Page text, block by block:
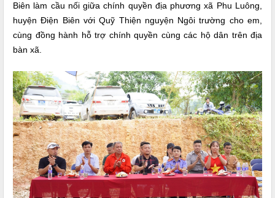
Biên làm cầu nối giữa chính quyền địa phương xã Phu Luông,
huyện Điện Biên với Quỹ Thiện nguyện Ngôi trường cho em,
cùng đồng hành hỗ trợ chính quyền cùng các hộ dân trên địa
bàn xã.